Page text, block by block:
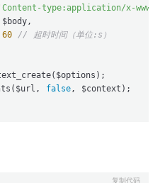
'Content-type:application/x-www-
60
// 超时时间（单位:s）
false, $context);